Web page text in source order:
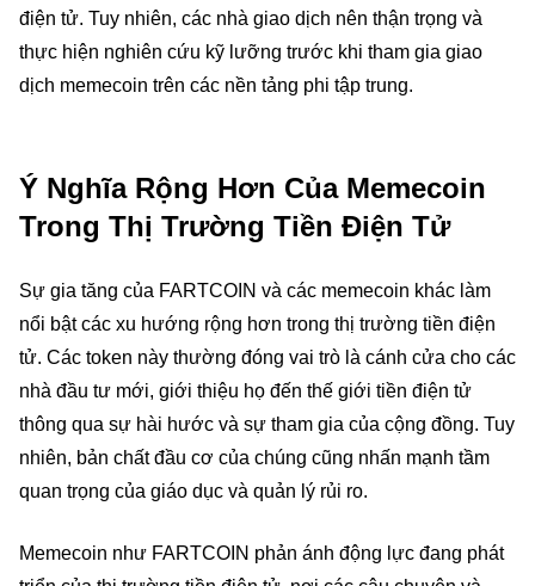
điện tử. Tuy nhiên, các nhà giao dịch nên thận trọng và
thực hiện nghiên cứu kỹ lưỡng trước khi tham gia giao
dịch memecoin trên các nền tảng phi tập trung.
Ý Nghĩa Rộng Hơn Của Memecoin
Trong Thị Trường Tiền Điện Tử
Sự gia tăng của FARTCOIN và các memecoin khác làm
nổi bật các xu hướng rộng hơn trong thị trường tiền điện
tử. Các token này thường đóng vai trò là cánh cửa cho các
nhà đầu tư mới, giới thiệu họ đến thế giới tiền điện tử
thông qua sự hài hước và sự tham gia của cộng đồng. Tuy
nhiên, bản chất đầu cơ của chúng cũng nhấn mạnh tầm
quan trọng của giáo dục và quản lý rủi ro.
Memecoin như FARTCOIN phản ánh động lực đang phát